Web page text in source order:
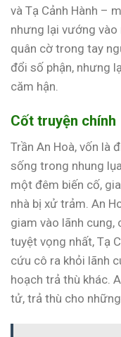
và Tạ Cảnh Hành –
nhưng lại vướng
quân cờ trong tay
đổi số phận, nhưng
căm hận.
Cốt truyện chính
Trần An Hoà, vốn là
sống trong nhung
một đêm biến cố,
nhà bị xử trảm. An
giam vào lãnh
tuyệt vọng nhất, Tạ
cứu cô ra khỏi lãnh
hoạch trả thù khác.
tử, trả thù cho